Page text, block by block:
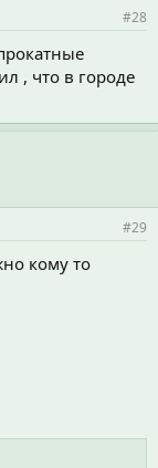
#28
, что в городе
#29
кому то